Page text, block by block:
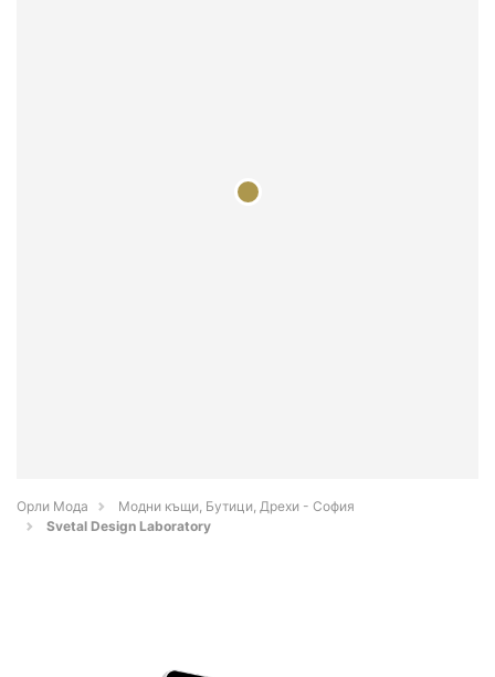
Орли Мода
Модни къщи, Бутици, Дрехи - София
Svetal Design Laboratory